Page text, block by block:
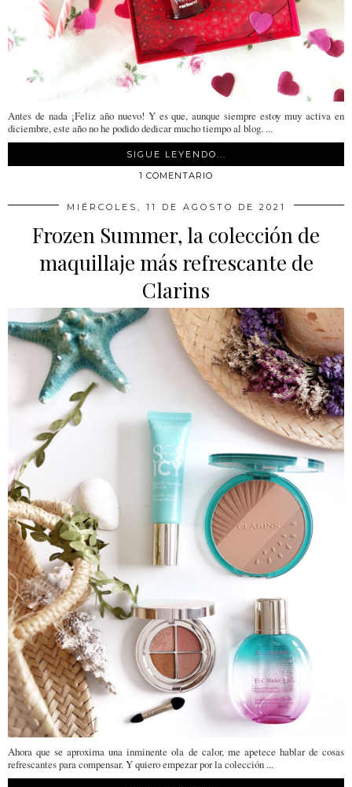
Antes de nada ¡Feliz año nuevo! Y es que, aunque siempre estoy muy activa en
diciembre, este año no he podido dedicar mucho tiempo al blog. ...
SIGUE LEYENDO...
1 COMENTARIO
MIÉRCOLES, 11 DE AGOSTO DE 2021
Frozen Summer, la colección de
maquillaje más refrescante de
Clarins
Ahora que se aproxima una inminente ola de calor, me apetece hablar de cosas
refrescantes para compensar. Y quiero empezar por la colección ...